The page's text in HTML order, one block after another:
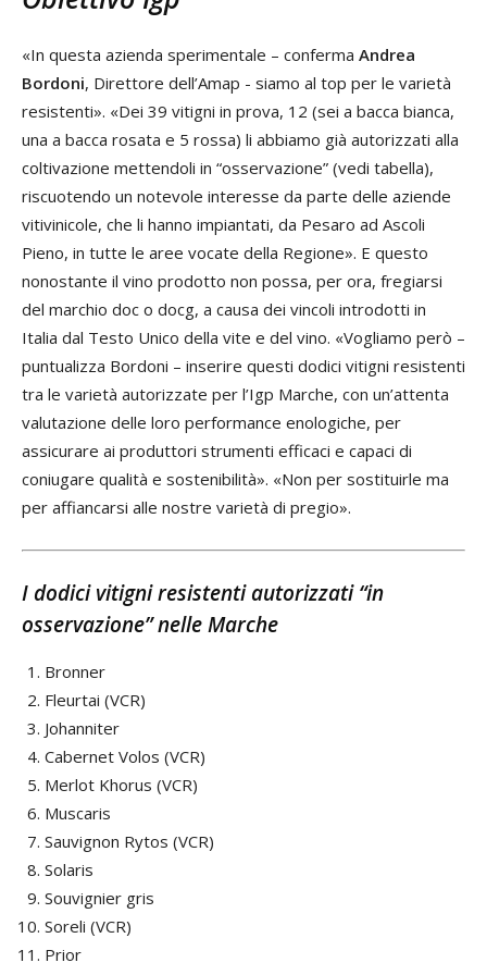
«In questa azienda sperimentale – conferma Andrea
Bordoni, Direttore dell’Amap - siamo al top per le varietà
resistenti». «Dei 39 vitigni in prova, 12 (sei a bacca bianca,
una a bacca rosata e 5 rossa) li abbiamo già autorizzati alla
coltivazione mettendoli in “osservazione” (vedi tabella),
riscuotendo un notevole interesse da parte delle aziende
vitivinicole, che li hanno impiantati, da Pesaro ad Ascoli
Pieno, in tutte le aree vocate della Regione». E questo
nonostante il vino prodotto non possa, per ora, fregiarsi
del marchio doc o docg, a causa dei vincoli introdotti in
Italia dal Testo Unico della vite e del vino. «Vogliamo però –
puntualizza Bordoni – inserire questi dodici vitigni resistenti
tra le varietà autorizzate per l’Igp Marche, con un’attenta
valutazione delle loro performance enologiche, per
assicurare ai produttori strumenti efficaci e capaci di
coniugare qualità e sostenibilità». «Non per sostituirle ma
per affiancarsi alle nostre varietà di pregio».
I dodici vitigni resistenti autorizzati “in
osservazione” nelle Marche
Bronner
Fleurtai (VCR)
Johanniter
Cabernet Volos (VCR)
Merlot Khorus (VCR)
Muscaris
Sauvignon Rytos (VCR)
Solaris
Souvignier gris
Soreli (VCR)
Prior